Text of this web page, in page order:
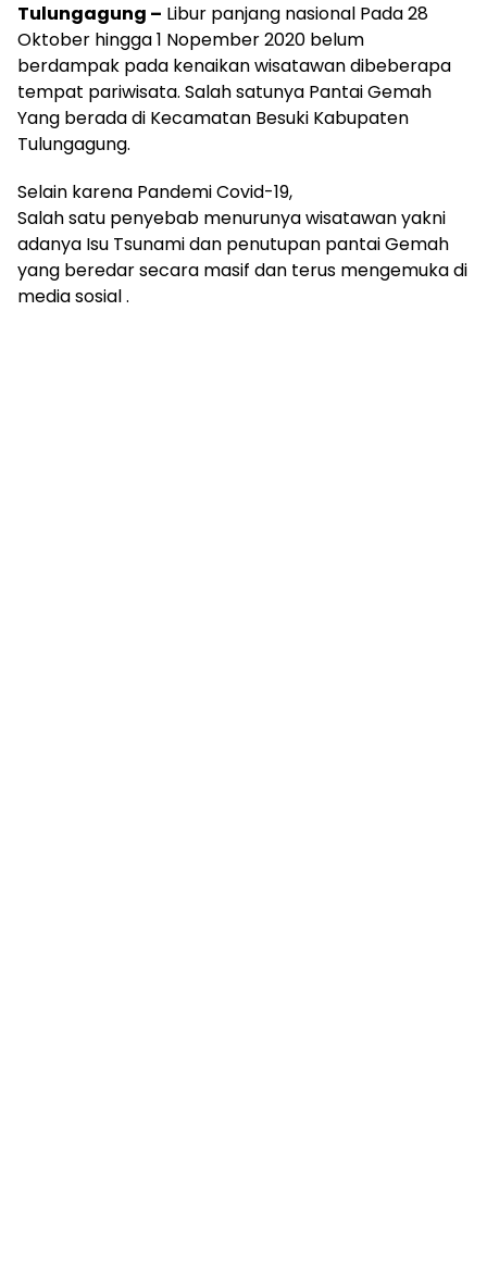
Tulungagung – Libur panjang nasional Pada 28
Oktober hingga 1 Nopember 2020 belum
berdampak pada kenaikan wisatawan dibeberapa
tempat pariwisata. Salah satunya Pantai Gemah
Yang berada di Kecamatan Besuki Kabupaten
Tulungagung.
Selain karena Pandemi Covid-19,
Salah satu penyebab menurunya wisatawan yakni
adanya Isu Tsunami dan penutupan pantai Gemah
yang beredar secara masif dan terus mengemuka di
media sosial .